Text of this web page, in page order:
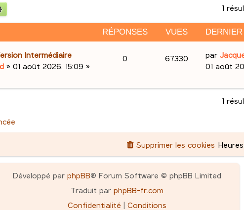
1
RÉPONSES VUES
Intermédiaire
»01 août 2026, 15:09 »
0R
n
s
s
67330
D
e
n
m
e
s
a
par
01 août
1
Supprimer les cookies
Développé par phpBB® Forum Software © phpBB Limited
Traduit par phpBB-fr.com
Confidentialité | Conditions